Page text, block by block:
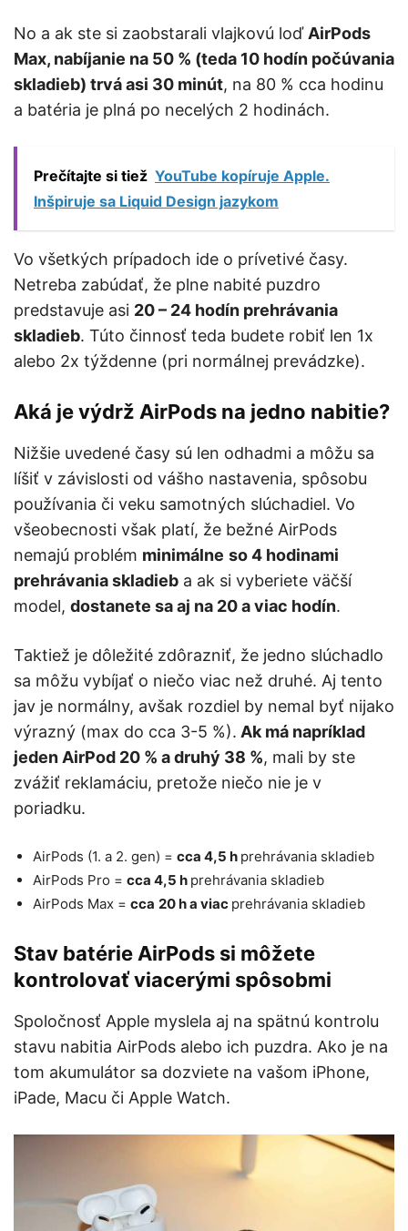
No a ak ste si zaobstarali vlajkovú loďAirPods
Max, nabíjanie na 50 % (teda 10 hodín počúvania
skladieb) trvá asi 30 minút, na 80 % cca hodinu
a batéria je plná po necelých 2 hodinách.
Prečítajte si tiež YouTube kopíruje Apple.
Inšpiruje sa Liquid Design jazykom
Vo všetkých prípadoch ide o prívetivé časy.
Netreba zabúdať, že plne nabité puzdro
predstavuje asi 20 – 24 hodín prehrávania
skladieb. Túto činnosť teda budete robiť len 1x
alebo 2x týždenne (pri normálnej prevádzke).
Aká je výdrž AirPods na jedno nabitie?
Nižšie uvedené časy sú len odhadmi a môžu sa
líšiť v závislosti od vášho nastavenia, spôsobu
používania či veku samotných slúchadiel. Vo
všeobecnosti však platí, že bežné AirPods
nemajú problém minimálne so 4 hodinami
prehrávania skladieb a ak si vyberiete väčší
model, dostanete sa aj na 20 a viac hodín.
Taktiež je dôležité zdôrazniť, že jedno slúchadlo
sa môžu vybíjať o niečo viac než druhé. Aj tento
jav je normálny, avšak rozdiel by nemal byť nijako
výrazný (max do cca 3-5 %). Ak má napríklad
jeden AirPod 20 % a druhý 38 %, mali by ste
zvážiť reklamáciu, pretože niečo nie je v
poriadku.
AirPods (1. a 2. gen) = cca 4,5 h prehrávania skladieb
AirPods Pro = cca 4,5 h prehrávania skladieb
AirPods Max = cca 20 h a viac prehrávania skladieb
Stav batérie AirPods si môžete
kontrolovať viacerými spôsobmi
Spoločnosť Apple myslela aj na spätnú kontrolu
stavu nabitia AirPods alebo ich puzdra. Ako je na
tom akumulátor sa dozviete na vašom iPhone,
iPade, Macu či Apple Watch.